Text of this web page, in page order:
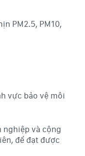
PM2.5, PM10,
vực bảo vệ môi
nghiệp và cộng
để đạt được